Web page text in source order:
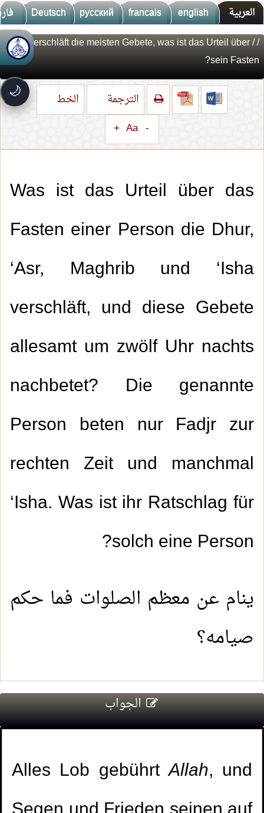
العربية english
francais
русский
Deutsch
🌙
🚀جديد الموقع!
⚡سرعة فائقة
تحميل أسرع بـ 3× من قبل
🎨تصميم جديد كلياً
🔔 إشعارات ذكية
تتابع كل جديد بخطوة واحدة
/
/ Er verschläft die meisten Gebete, was ist das Urteil über
sein Fasten?
الترجمة
الخط
-
Aa
+
Was ist das Urteil über das
Fasten einer Person die Dhur,
‘Asr, Maghrib und ‘Isha
verschläft, und diese Gebete
allesamt um zwölf Uhr nachts
nachbetet? Die genannte
Person beten nur Fadjr zur
rechten Zeit und manchmal
‘Isha. Was ist ihr Ratschlag für
solch eine Person?
ينام عن معظم الصلوات فما حكم
صيامه؟
الجواب
Alles Lob gebührtAllah, und